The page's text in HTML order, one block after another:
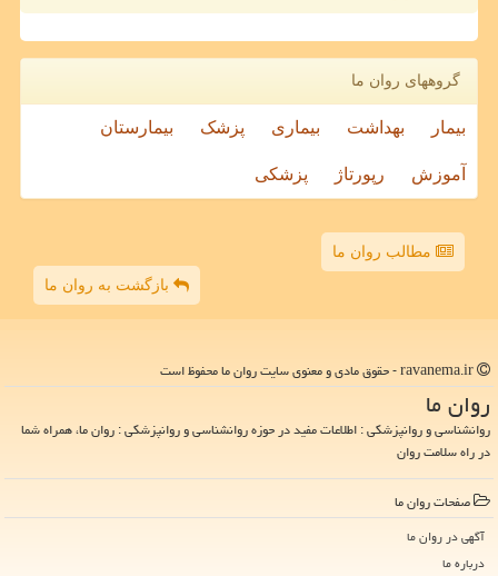
گروههای روان ما
بیمار بهداشت بیماری پزشک بیمارستان
آموزش رپورتاژ پزشکی
مطالب روان ما
بازگشت به روان ما
روان ما
روانشناسی و روانپزشکی : اطلاعات مفید در حوزه روانشناسی و روانپزشکی : روان ما، همراه شما
در راه سلامت روان
صفحات روان ما
آگهی در روان ما
درباره ما